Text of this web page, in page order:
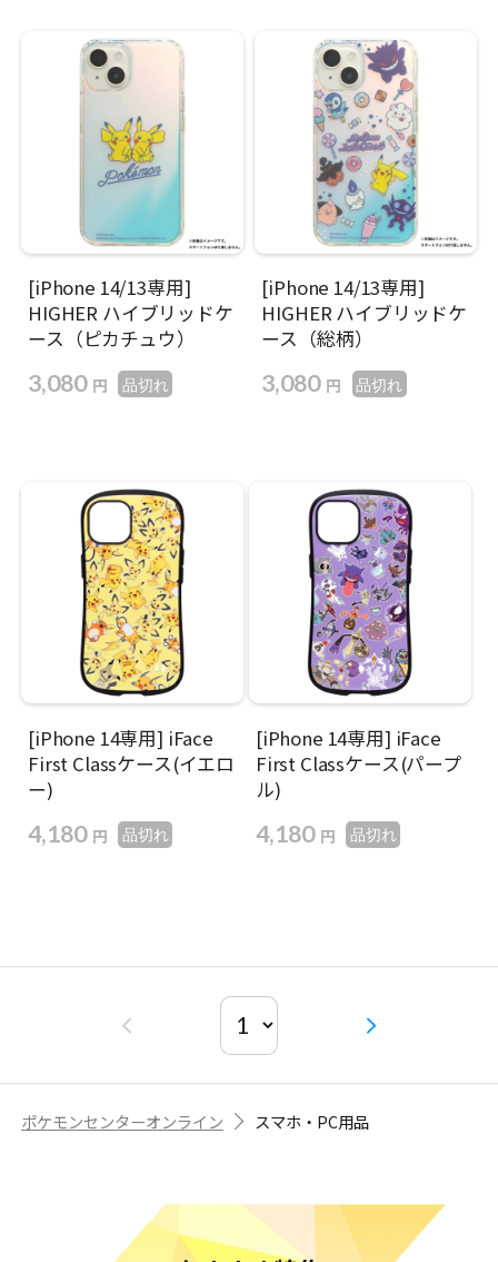
[iPhone 14/13専用]
HIGHER ハイブリッドケ
ース（ピカチュウ）
3,080 円 品切れ
[iPhone 14/13専用]
HIGHER ハイブリッドケ
ース（総柄）
3,080 円 品切れ
[iPhone 14専用] iFace
First Classケース(イエロ
ー)
4,180 円 品切れ
[iPhone 14専用] iFace
First Classケース(パープ
ル)
4,180 円 品切れ
ポケモンセンターオンライン スマホ・PC用品